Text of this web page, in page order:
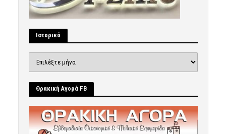
Ιστορικό
Θρακική Αγορά FB